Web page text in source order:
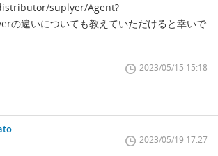
suplyer/Agent?
違いについても教えていただけると幸いで
2023/05/15 15:18
2023/05/19 17:27